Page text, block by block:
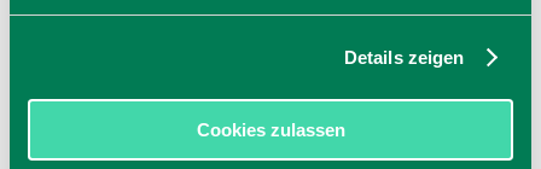
Details zeigen
Cookies zulassen